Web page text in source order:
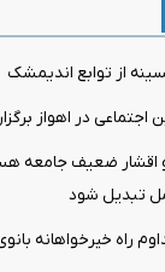
از توابع اندیمشک
اجتماعی در اهواز
و اقشار ضعیف جامعه
تبدیل شود
راه خیرخواهانه